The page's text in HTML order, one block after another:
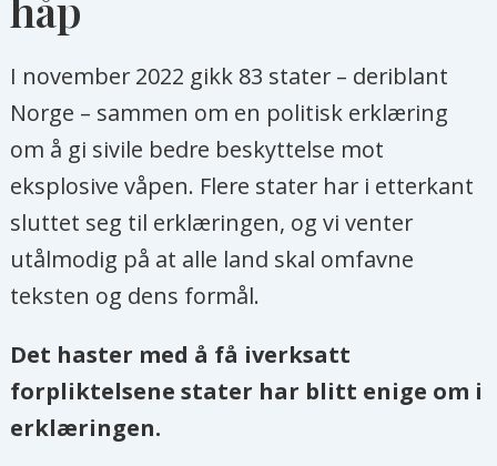
I november 2022 gikk 83 stater – deriblant
Norge – sammen om en politisk erklæring
om å gi sivile bedre beskyttelse mot
eksplosive våpen. Flere stater har i etterkant
sluttet seg til erklæringen, og vi venter
utålmodig på at alle land skal omfavne
teksten og dens formål.
Det haster med å få iverksatt
forpliktelsene stater har blitt enige om i
erklæringen.